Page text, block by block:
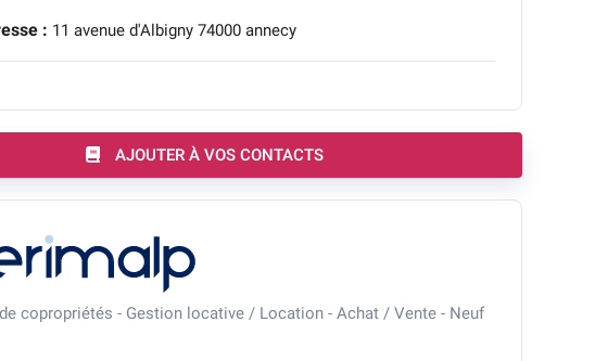
: 11 avenue d'Albigny 74000 annecy
AJOUTER À VOS CONTACTS
copropriétés - Gestion locative / Location - Achat / Vente - Neuf